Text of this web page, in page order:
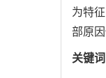
为特
部原
关键